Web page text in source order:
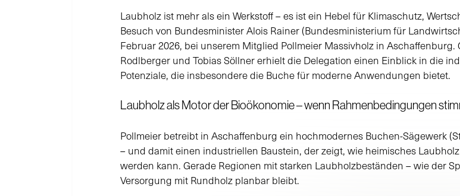
Laubholz ist mehr als ein Werkstoff – es ist ein Hebel für Klimaschutz,
Besuch von Bundesminister Alois Rainer (Bundesministerium für
Februar 2026, bei unserem Mitglied Pollmeier Massivholz in
Rodlberger und Tobias Söllner erhielt die Delegation einen Einblick in die
Potenziale, die insbesondere die Buche für moderne Anwendungen bietet.
Laubholz als Motor der Bioökonomie – wenn Rahmenbedingungen
Pollmeier betreibt in Aschaffenburg ein hochmodernes Buchen-Sägewerk
– und damit einen industriellen Baustein, der zeigt, wie heimisches
werden kann. Gerade Regionen mit starken Laubholzbeständen – wie der
Versorgung mit Rundholz planbar bleibt.